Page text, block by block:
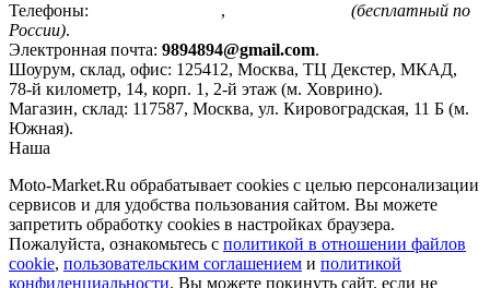
Телефоны: ,
(бесплатный по
России).
Электронная почта: 9894894@gmail.com.
Шоурум, склад, офис: 125412, Москва, ТЦ Декстер, МКАД,
78-й километр, 14, корп. 1, 2-й этаж (м. Ховрино).
Магазин, склад: 117587, Москва, ул. Кировоградская, 11 Б (м.
Южная).
Наша
Moto-Market.Ru обрабатывает сookies с целью персонализации
сервисов и для удобства пользования сайтом. Вы можете
запретить обработку сookies в настройках браузера.
Пожалуйста, ознакомьтесь с политикой в отношении файлов
cookie, пользовательским соглашением и политикой
конфиденциальности. Вы можете покинуть сайт, если не